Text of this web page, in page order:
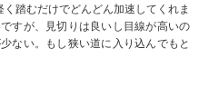
踏むだけでどんどん加速してくれま
すが、見切りは良いし目線が高いの
ない。もし狭い道に入り込んでもと